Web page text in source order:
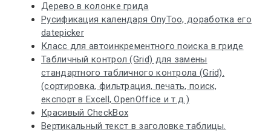
Дерево в колонке грида
Русификация календаря OnyToo, доработка его
datepicker
Класс для автоинкрементного поиска в гриде
Табличный контрол (Grid) для замены
стандартного табличного контрола (Grid).
(сортировка, фильтрация, печать, поиск,
експорт в Excell, OpenOffice и т.д.)
Красивый CheckBox
Вертикальный текст в заголовке таблицы.